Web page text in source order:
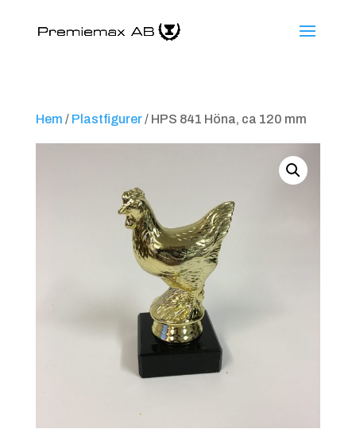
Hem / Plastfigurer/ HPS 841 Höna, ca 120 mm